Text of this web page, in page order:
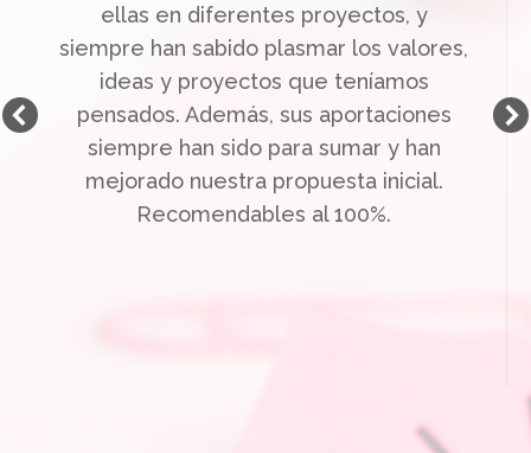
ellas en diferentes proyectos, y
siempre han sabido plasmar los valores,
ideas y proyectos que teníamos
pensados. Además, sus aportaciones
siempre han sido para sumar y han
mejorado nuestra propuesta inicial.
Recomendables al 100%.